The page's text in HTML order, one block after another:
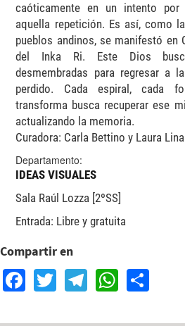
caóticamente en un intento por
aquella repetición. Es así, como
pueblos andinos, se manifestó en
del Inka Ri. Este Dios
desmembradas para regresar a
perdido. Cada espiral, cada
transforma busca recuperar ese
actualizando la memoria.
Curadora: Carla Bettino y Laura Lina
Departamento:
IDEAS VISUALES
Sala Raúl Lozza [2ºSS]
Entrada: Libre y gratuita
Compartir en
Facebook
TwitterTelegram